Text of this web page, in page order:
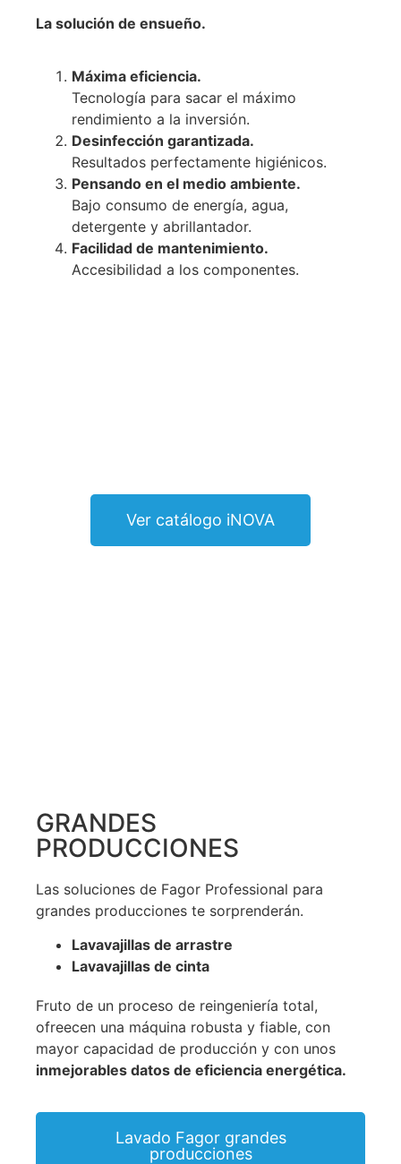
La solución de ensueño.
Máxima eficiencia.
Tecnología para sacar el máximo
rendimiento a la inversión.
Desinfección garantizada.
Resultados perfectamente higiénicos.
Pensando en el medio ambiente.
Bajo consumo de energía, agua,
detergente y abrillantador.
Facilidad de mantenimiento.
Accesibilidad a los componentes.
Ver catálogo iNOVA
GRANDES
PRODUCCIONES
Las soluciones de Fagor Professional para
grandes producciones te sorprenderán.
Lavavajillas de arrastre
Lavavajillas de cinta
Fruto de un proceso de reingeniería total,
ofreecen una máquina robusta y fiable, con
mayor capacidad de producción y con unos
inmejorables datos de eficiencia energética.
Lavado Fagor grandes
producciones